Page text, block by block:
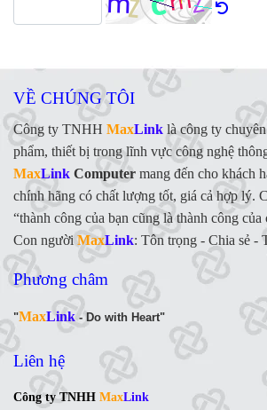
VỀ CHÚNG TÔI
Công ty TNHH MaxLink là công ty
phẩm, thiết bị trong lĩnh vực công nghệ
MaxLink Computer mang đến cho khách
chính hãng có chất lượng tốt, giá cả hợp lý.
“thành công của bạn cũng là thành công của
Con người MaxLink: Tôn trọng - Chia sẻ -
Phương châm
"MaxLink - Do with Heart"
Liên hệ
Công ty TNHH MaxLink